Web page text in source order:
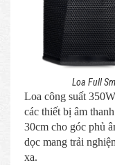
Loa Full
Loa công suất
các thiết bị âm
30cm cho góc phủ
dọc mang trải
xa.